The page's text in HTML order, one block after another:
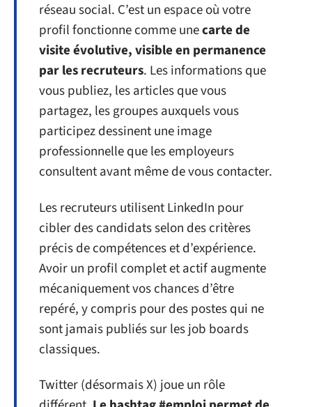
réseau social. C’est un espace où votre
profil fonctionne comme unecarte de
visite évolutive, visible en permanence
par les recruteurs. Les informations que
vous publiez, les articles que vous
partagez, les groupes auxquels vous
participez dessinent une image
professionnelle que les employeurs
consultent avant même de vous contacter.
Les recruteurs utilisent LinkedIn pour
cibler des candidats selon des critères
précis de compétences et d’expérience.
Avoir un profil complet et actif augmente
mécaniquement vos chances d’être
repéré, y compris pour des postes qui ne
sont jamais publiés sur les job boards
classiques.
Twitter (désormais X) joue un rôle